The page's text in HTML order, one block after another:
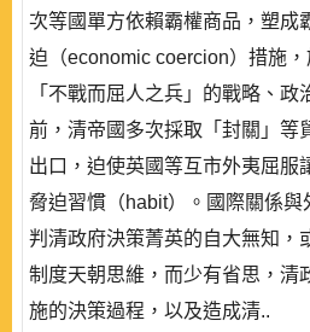
次等國單方依賴霸權商品，塑成
迫（economic coercion）措施
「不戰而屈人之兵」的戰略、
前，清帝國多次採取「封關」等
出口，迫使英國等互市外夷屈服
脅迫習慣（habit）。國際關係
判清政府決策菁英的自大無知，
制度天朝思維，而少有省思，清
施的決策過程，以及造成清..